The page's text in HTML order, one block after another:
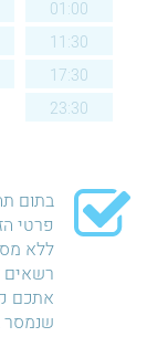
01:00
11:30
17:30
23:30
בתום
פרטי
ללא
רשאים
אתכם
שנמסר